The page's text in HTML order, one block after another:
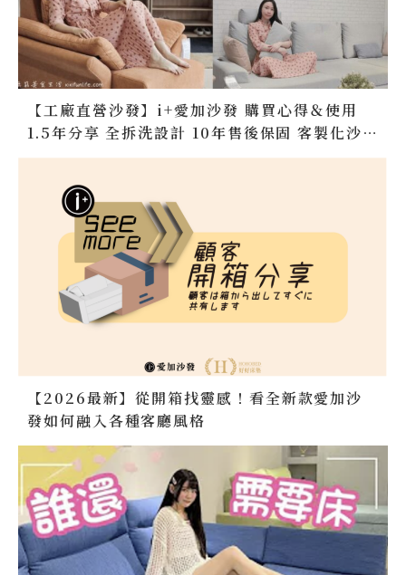
【工廠直營沙發】i+愛加沙發 購買心得＆使用
1.5年分享 全拆洗設計 10年售後保固 客製化沙發
訂做 台灣製造無毒家具 台中沙發推薦 好好床墊
【2026最新】從開箱找靈感！看全新款愛加沙
發如何融入各種客廳風格